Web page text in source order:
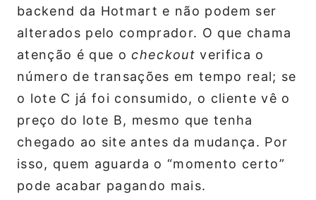
backend da Hotmart e não podem ser
alterados pelo comprador. O que chama
atenção é que ocheckout verifica o
número de transações em tempo real; se
o lote C já foi consumido, o cliente vê o
preço do lote B, mesmo que tenha
chegado ao site antes da mudança. Por
isso, quem aguarda o “momento certo”
pode acabar pagando mais.